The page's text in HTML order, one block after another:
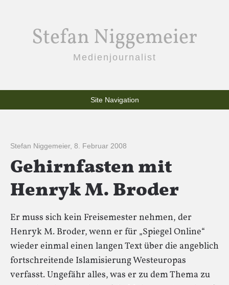
Stefan Niggemeier
Medienjournalist
Site Navigation
Stefan Niggemeier, 8. Februar 2008
Gehirnfasten mit
Henryk M. Broder
Er muss sich kein Freisemester nehmen, der
Henryk M. Broder, wenn er für „Spiegel Online“
wieder einmal einen langen Text über die angeblich
fortschreitende Islamisierung Westeuropas
verfasst. Ungefähr alles, was er zu dem Thema zu